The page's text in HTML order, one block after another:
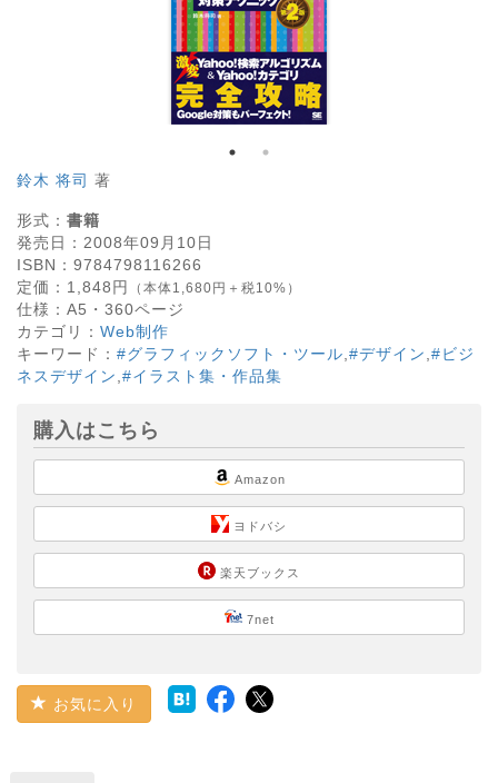
鈴木 将司 著
形式： 書籍
発売日： 2008年09月10日
ISBN： 9784798116266
定価： 1,848 円 （本体1,680円＋税10%）
仕様： A5・ 360ページ
カテゴリ： Web制作
キーワード： #グラフィックソフト・ツール #デザイン #ビジ
ネスデザイン #イラスト集・作品集
購入はこちら
Amazon
ヨドバシ
楽天ブックス
7net
お気に入り